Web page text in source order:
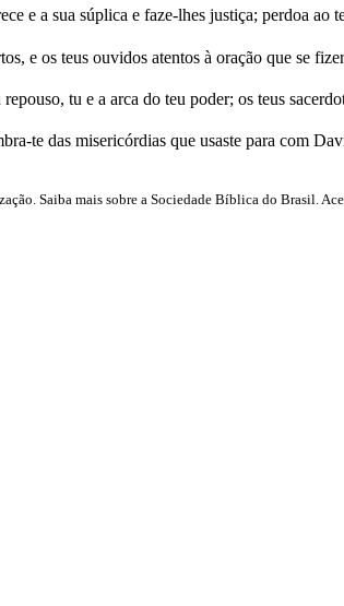
e a sua súplica e faze-lhes justiça; perdoa ao
e os teus ouvidos atentos à oração que se
tu e a arca do teu poder; os teus
te das misericórdias que usaste para com
Saiba mais sobre a Sociedade Bíblica do Brasil.